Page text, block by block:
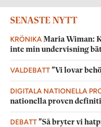
SENASTE NYTT
KRÖNIKA Maria Wiman:
inte min undervisning
VALDEBATT”Vi lovar
DIGITALA NATIONELLA
nationella proven
DEBATT”Så bryter vi